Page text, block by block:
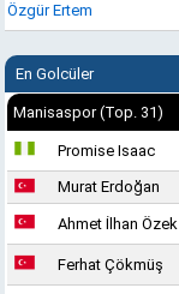
Özgür Ertem
En Golcüler
Manisaspor (Top. 31)
Promise Isaac
Murat Erdoğan
Ahmet İlhan Özek
Ferhat Çökmüş